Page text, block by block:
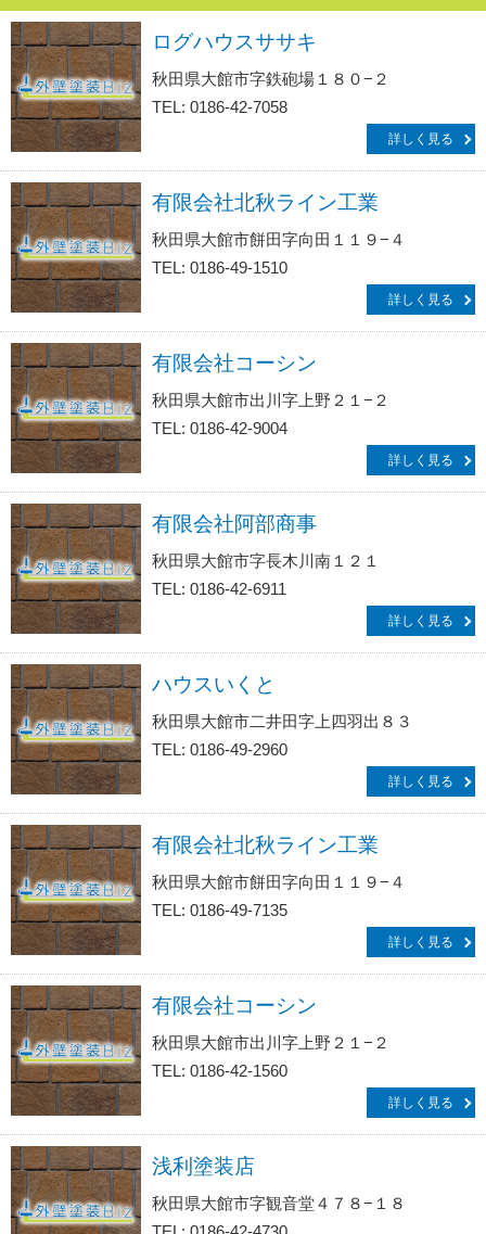
ログハウスササキ
秋田県大館市字鉄砲場１８０−２
TEL: 0186-42-7058
詳しく見る
有限会社北秋ライン工業
秋田県大館市餅田字向田１１９−４
TEL: 0186-49-1510
詳しく見る
有限会社コーシン
秋田県大館市出川字上野２１−２
TEL: 0186-42-9004
詳しく見る
有限会社阿部商事
秋田県大館市字長木川南１２１
TEL: 0186-42-6911
詳しく見る
ハウスいくと
秋田県大館市二井田字上四羽出８３
TEL: 0186-49-2960
詳しく見る
有限会社北秋ライン工業
秋田県大館市餅田字向田１１９−４
TEL: 0186-49-7135
詳しく見る
有限会社コーシン
秋田県大館市出川字上野２１−２
TEL: 0186-42-1560
詳しく見る
浅利塗装店
秋田県大館市字観音堂４７８−１８